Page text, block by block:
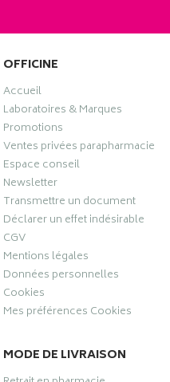
OFFICINE
Accueil
Laboratoires & Marques
Promotions
Ventes privées parapharmacie
Espace conseil
Newsletter
Transmettre un document
Déclarer un effet indésirable
CGV
Mentions légales
Données personnelles
Cookies
Mes préférences Cookies
MODE DE LIVRAISON